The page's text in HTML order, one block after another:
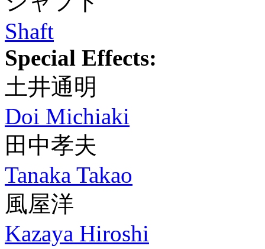
Shaft
Special Effects:
土井通明
Doi Michiaki
田中孝夫
Tanaka Takao
風屋洋
Kazaya Hiroshi